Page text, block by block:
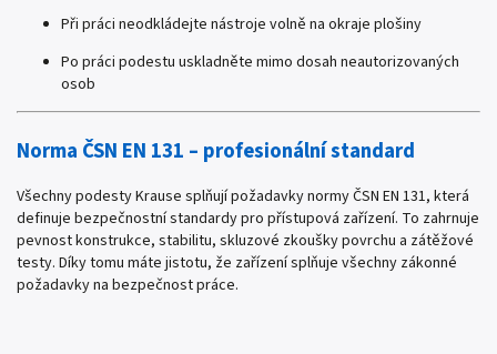
Při práci neodkládejte nástroje volně na okraje plošiny
Po práci podestu uskladněte mimo dosah neautorizovaných
osob
Norma ČSN EN 131 – profesionální standard
Všechny podesty Krause splňují požadavky normy ČSN EN 131, která
definuje bezpečnostní standardy pro přístupová zařízení. To zahrnuje
pevnost konstrukce, stabilitu, skluzové zkoušky povrchu a zátěžové
testy. Díky tomu máte jistotu, že zařízení splňuje všechny zákonné
požadavky na bezpečnost práce.